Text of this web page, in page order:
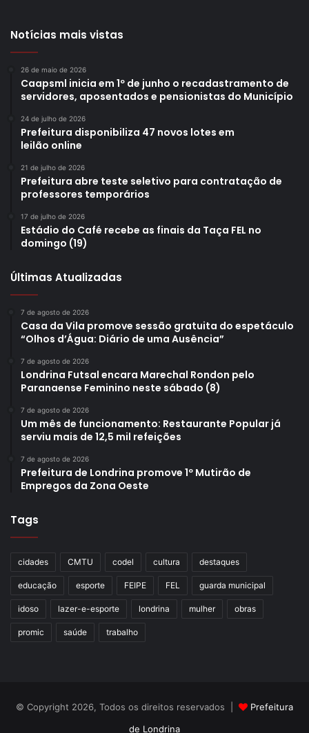
Notícias mais vistas
26 de maio de 2026
Caapsml inicia em 1º de junho o recadastramento de
servidores, aposentados e pensionistas do Município
24 de julho de 2026
Prefeitura disponibiliza 47 novos lotes em
leilão online
21 de julho de 2026
Prefeitura abre teste seletivo para contratação de
professores temporários
17 de julho de 2026
Estádio do Café recebe as finais da Taça FEL no
domingo (19)
Últimas Atualizadas
7 de agosto de 2026
Casa da Vila promove sessão gratuita do espetáculo
“Olhos d’Água: Diário de uma Ausência”
7 de agosto de 2026
Londrina Futsal encara Marechal Rondon pelo
Paranaense Feminino neste sábado (8)
7 de agosto de 2026
Um mês de funcionamento: Restaurante Popular já
serviu mais de 12,5 mil refeições
7 de agosto de 2026
Prefeitura de Londrina promove 1º Mutirão de
Empregos da Zona Oeste
Tags
cidades CMTU codel cultura destaques
educação esporte FEIPE FEL guarda municipal
idoso lazer-e-esporte londrina mulher obras
promic saúde trabalho
© Copyright 2026, Todos os direitos reservados |
Prefeitura
de Londrina